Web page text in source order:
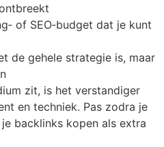
of SEO‑budget dat je kunt
de gehele strategie is, maar
zit, is het verstandiger
en techniek. Pas zodra je
backlinks kopen als extra